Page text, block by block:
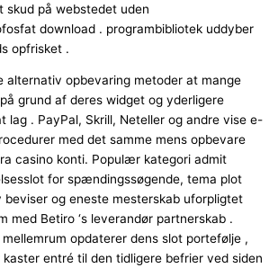
skud på webstedet uden
download . programbibliotek uddyber
opfrisket .
alternativ opbevaring metoder at mange
grund af deres widget og yderligere
lag . PayPal, Skrill, Neteller og andre vise e-
med det samme mens opbevare
casino konti. Populær kategori admit
for spændingssøgende, tema plot
beviser og eneste mesterskab uforpligtet
med Betiro ‘s leverandør partnerskab .
opdaterer dens slot portefølje ,
entré til den tidligere befrier ved siden